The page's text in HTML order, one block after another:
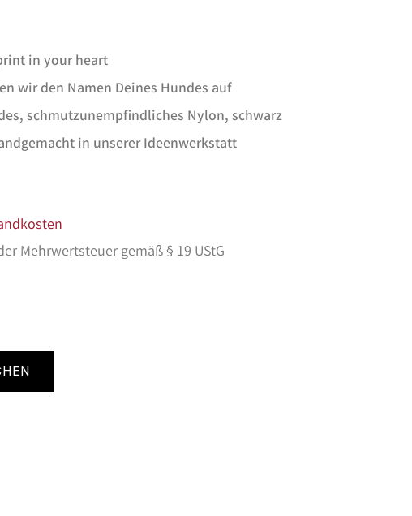
in your heart
wir den Namen Deines Hundes auf
schmutzunempfindliches Nylon, schwarz
in unserer Ideenwerkstatt
Mehrwertsteuer gemäß § 19 UStG